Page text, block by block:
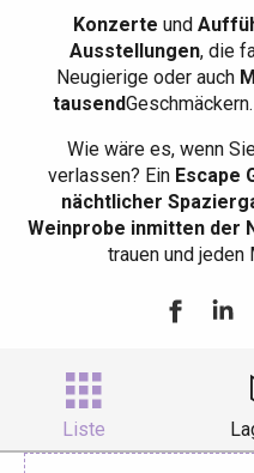
Konzerte und
Ausstellungen, die
Neugierige oder auch
tausend
Wie wäre es, wenn
verlassen? EinEscape
nächtlicher
Weinprobe inmitten der
trauen und jeden
Liste